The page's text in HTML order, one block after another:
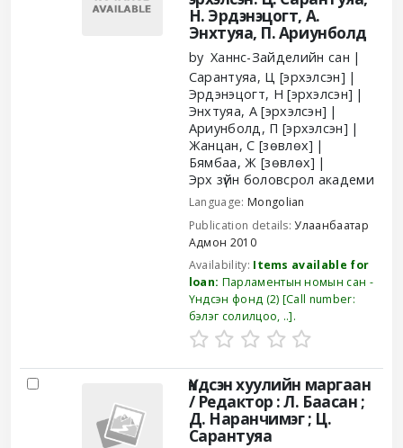
Н. Эрдэнэцогт, А.
Энхтуяа, П. Ариунболд
by Ханнс-Зайделийн сан
Сарантуяа, Ц [эрхэлсэн]
Эрдэнэцогт, Н [эрхэлсэн]
Энхтуяа, А[эрхэлсэн]
Ариунболд, П [эрхэлсэн]
Жанцан, С [зөвлөх]
Бямбаа, Ж [зөвлөх]
Эрх зүйн боловсрол академи
Language: Mongolian
Publication details:Улаанбаатар
Адмон 2010
Availability: Items available for
loan: Парламентын номын сан -
Үндсэн фонд (2) Call number:
бэлэг солилцоо, .. .
Үндсэн хуулийн маргаан
/ Редактор : Л. Баасан ;
Д. Наранчимэг ; Ц.
Сарантуяа